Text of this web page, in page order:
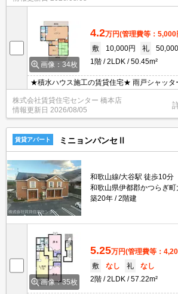
画像：34枚
4.2万円(管理費等：5,000
敷
10,000円 礼
1階
2LDK 50.45m²
★積水ハウス施工の賃貸住宅★ 雨戸シャッタ
用の交渉は、賃貸住宅センターまで！！
株式会社賃貸住宅センター 橋本店
情報更新日 2026/08/05
賃貸アパート ミニョンパンセⅡ
和歌山線/大谷駅 徒歩10分
和歌山県伊都郡かつらぎ町
築20年
2階建
画像：35枚
5.25万円(管理費等：
敷
なし 礼
なし
2階
2LDK 57.22m²